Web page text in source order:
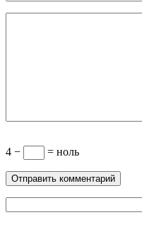
4 − = ноль